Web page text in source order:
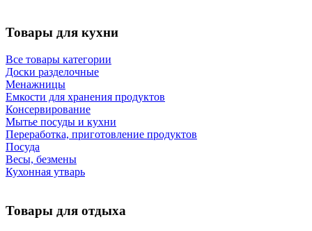
Товары для кухни
Все товары категории
Доски разделочные
Менажницы
Емкости для хранения продуктов
Консервирование
Мытье посуды и кухни
Переработка, приготовление продуктов
Посуда
Весы, безмены
Кухонная утварь
Товары для отдыха